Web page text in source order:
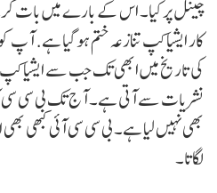
چینل پر کیا۔ اس کے بارے میں بات
کار ایشیا کپ تنازعہ ختم ہو گیا ہے. آپ
کی تاریخ میں ابھی تک جب سے ایشیا
نشریات سے آتی ہے۔ آج تک بی سی
بھی نہیں لیا ہے۔ بی سی سی آئی کبھی
لگاتا۔